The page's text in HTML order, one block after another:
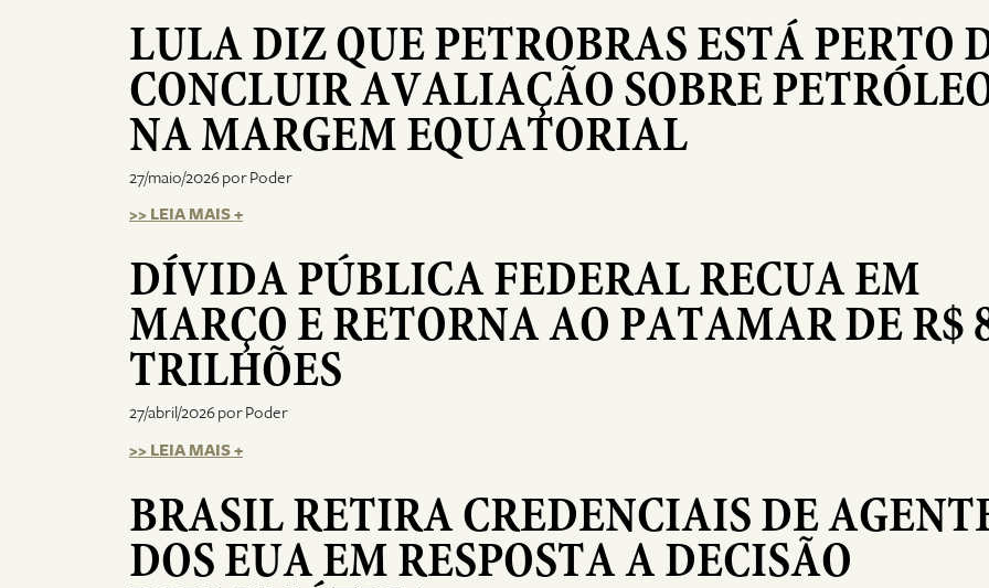
LULA DIZ QUE PETROBRAS ESTÁ PERTO
CONCLUIR AVALIAÇÃO SOBRE
NA MARGEM EQUATORIAL
27/maio/2026 por Poder
>> LEIA MAIS +
DÍVIDA PÚBLICA FEDERAL RECUA EM
MARÇO E RETORNA AO PATAMAR DE R$
TRILHÕES
27/abril/2026 por Poder
>> LEIA MAIS +
BRASIL RETIRA CREDENCIAIS DE
DOS EUA EM RESPOSTA A DECISÃO